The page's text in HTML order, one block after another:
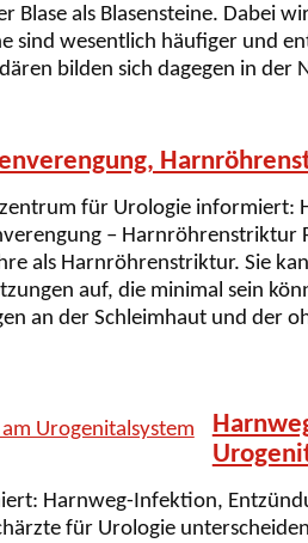
Blase als Blasensteine. Dabei
sind wesentlich häufiger und
bilden sich dagegen in
für Urologie
– Harnröhrenstriktur
als Harnröhrenstriktur. Sie
auf, die minimal sein
an der Schleimhaut und der
Harnweg-Infektion,
für Urologie